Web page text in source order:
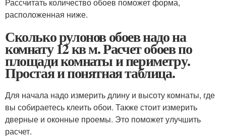
Рассчитать количество обоев поможет форма,
расположенная ниже.
Сколько рулонов обоев надо на
комнату 12 кв м. Расчет обоев по
площади комнаты и периметру.
Простая и понятная таблица.
Для начала надо измерить длину и высоту комнаты, где
вы собираетесь клеить обои. Также стоит измерить
дверные и оконные проемы. Это поможет улучшить
расчет.